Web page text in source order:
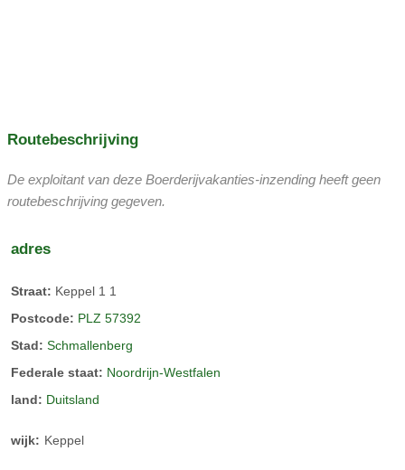
Routebeschrijving
De exploitant van deze Boerderijvakanties-inzending heeft geen
routebeschrijving gegeven.
adres
Straat: Keppel 1 1
Postcode: PLZ 57392
Stad: Schmallenberg
Federale staat: Noordrijn-Westfalen
land: Duitsland
wijk: Keppel